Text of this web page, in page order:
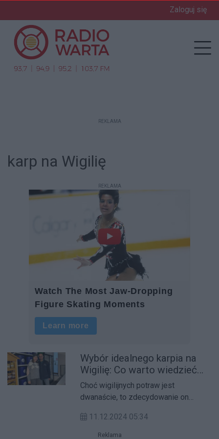
Zaloguj się
REKLAMA
karp na Wigilię
REKLAMA
Wybór idealnego karpia na
Wigilię: Co warto wiedzieć
przed zakupem?
Choć wigilijnych potraw jest
dwanaście, to zdecydowanie on
11.12.2024 05:34
Reklama